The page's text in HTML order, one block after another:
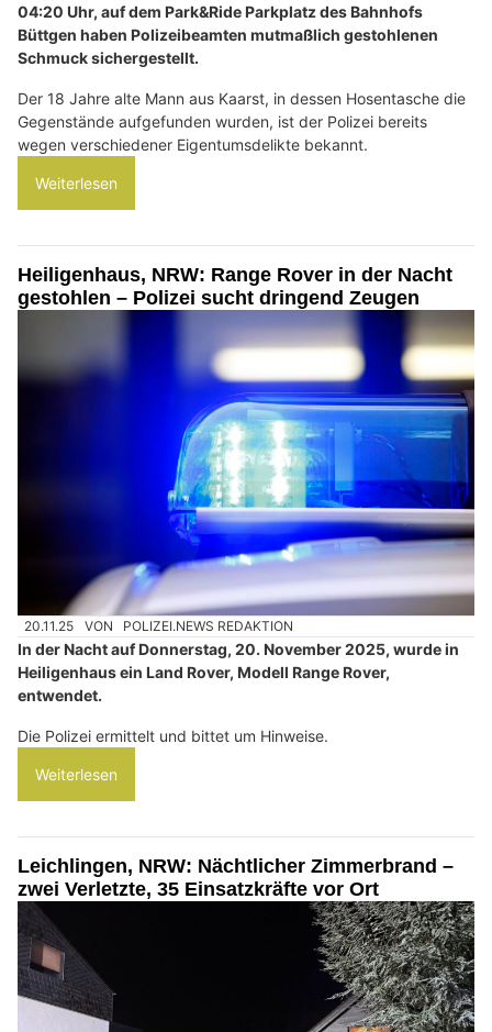
04:20 Uhr, auf dem Park&Ride Parkplatz des Bahnhofs
Büttgen haben Polizeibeamten mutmaßlich gestohlenen
Schmuck sichergestellt.
Der 18 Jahre alte Mann aus Kaarst, in dessen Hosentasche die
Gegenstände aufgefunden wurden, ist der Polizei bereits
wegen verschiedener Eigentumsdelikte bekannt.
Weiterlesen
Heiligenhaus, NRW: Range Rover in der Nacht
gestohlen – Polizei sucht dringend Zeugen
20.11.25 VON POLIZEI.NEWS REDAKTION
In der Nacht auf Donnerstag, 20. November 2025, wurde in
Heiligenhaus ein Land Rover, Modell Range Rover,
entwendet.
Die Polizei ermittelt und bittet um Hinweise.
Weiterlesen
Leichlingen, NRW: Nächtlicher Zimmerbrand –
zwei Verletzte, 35 Einsatzkräfte vor Ort